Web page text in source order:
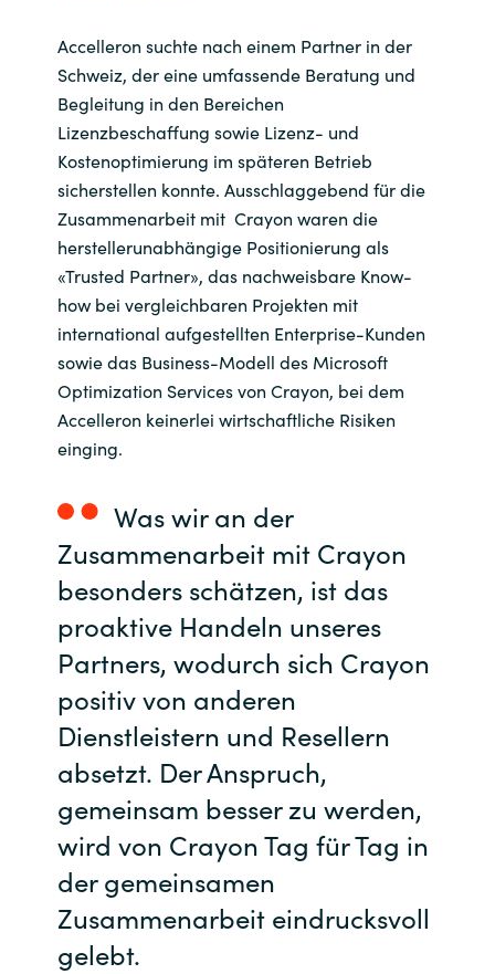
Norway
Oman
Philippines
Portugal
Qatar
Romania
Serbia
Singapore
Spain
Sri Lanka
Sweden
Switzerland
Ukraine
United Kingdom
United States
Accelleron suchte nach einem Partner in der
Schweiz, der eine umfassende Beratung und
Begleitung in den Bereichen
Lizenzbeschaffung sowie Lizenz- und
Kostenoptimierung im späteren Betrieb
sicherstellen konnte. Ausschlaggebend für die
Zusammenarbeit mit Crayon waren die
herstellerunabhängige Positionierung als
«Trusted Partner», das nachweisbare Know-
how bei vergleichbaren Projekten mit
international aufgestellten Enterprise-Kunden
sowie das Business-Modell des Microsoft
Optimization Services von Crayon, bei dem
Accelleron keinerlei wirtschaftliche Risiken
einging.
Was wir an der
Zusammenarbeit mit Crayon
besonders schätzen, ist das
proaktive Handeln unseres
Partners, wodurch sich Crayon
positiv von anderen
Dienstleistern und Resellern
absetzt. Der Anspruch,
gemeinsam besser zu werden,
wird von Crayon Tag für Tag in
der gemeinsamen
Zusammenarbeit eindrucksvoll
gelebt.